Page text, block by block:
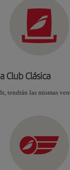
Club Clásica
tendrán las mismas